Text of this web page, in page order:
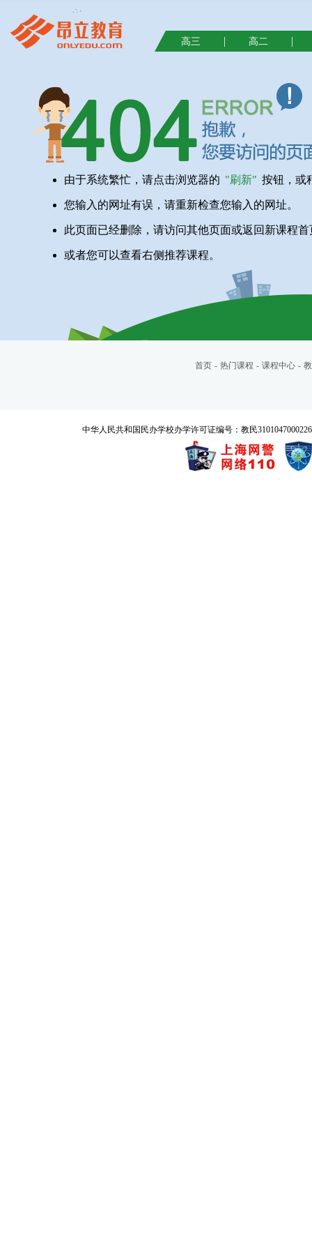
高三 | 高二 |
由于系统繁忙，请点击浏览器的 "刷新" 按钮，或
您输入的网址有误，请重新检查您输入的网址。
此页面已经删除，请访问其他页面或返回新课程首
或者您可以查看右侧推荐课程。
首页 - 热门课程 - 课程中心 -
中华人民共和国民办学校办学许可证编号：教民